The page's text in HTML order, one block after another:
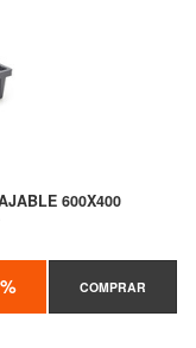
600X400
COMPRAR